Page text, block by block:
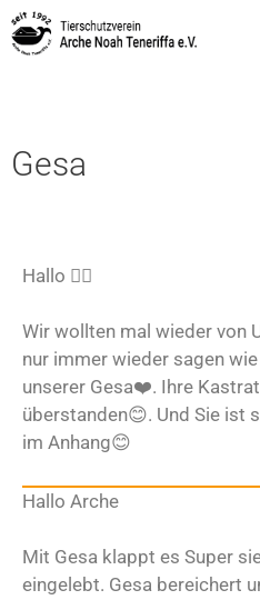
Gesa
Hallo 🙋‍♀️
Wir wollten mal wieder von
nur immer wieder sagen
unserer Gesa❤️. Ihre
überstanden😊. Und Sie ist
im Anhang😊
Hallo Arche
Mit Gesa klappt es Super
eingelebt. Gesa bereichert